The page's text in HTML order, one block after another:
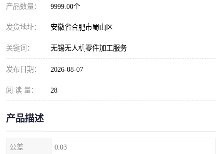
产品数量： 9999.00个
发货地址： 安徽省合肥市蜀山区
关键词： 无锡无人机零件加工服务
发布日期： 2026-08-07
阅 读 量： 28
产品描述
公差 0.03